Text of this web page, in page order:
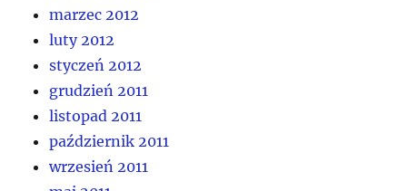
marzec 2012
luty 2012
styczeń 2012
grudzień 2011
listopad 2011
październik 2011
wrzesień 2011